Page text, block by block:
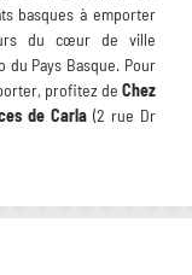
basques à emporter
du cœur de ville
du Pays Basque. Pour
profitez de Chez
de Carla (2 rue Dr